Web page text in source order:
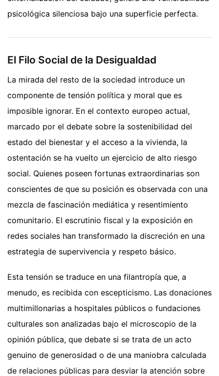
psicológica silenciosa bajo una superficie perfecta.
El Filo Social de la Desigualdad
La mirada del resto de la sociedad introduce un
componente de tensión política y moral que es
imposible ignorar. En el contexto europeo actual,
marcado por el debate sobre la sostenibilidad del
estado del bienestar y el acceso a la vivienda, la
ostentación se ha vuelto un ejercicio de alto riesgo
social. Quienes poseen fortunas extraordinarias son
conscientes de que su posición es observada con una
mezcla de fascinación mediática y resentimiento
comunitario. El escrutinio fiscal y la exposición en
redes sociales han transformado la discreción en una
estrategia de supervivencia y respeto básico.
Esta tensión se traduce en una filantropía que, a
menudo, es recibida con escepticismo. Las donaciones
multimillonarias a hospitales públicos o fundaciones
culturales son analizadas bajo el microscopio de la
opinión pública, que debate si se trata de un acto
genuino de generosidad o de una maniobra calculada
de relaciones públicas para desviar la atención sobre